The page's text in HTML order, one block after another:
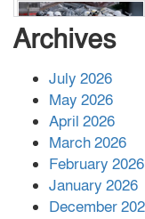
Archives
July 2026
May 2026
April 2026
March 2026
February 2026
January 2026
December